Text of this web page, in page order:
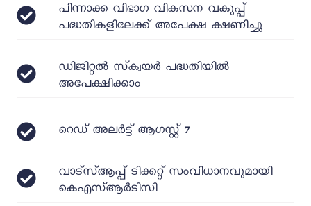
പിന്നാക്ക വിഭാഗ വികസന വകുപ്പ്
പദ്ധതികളിലേക്ക് അപേക്ഷ ക്ഷണിച്ചു
ഡിജിറ്റൽ സ്‌ക്വയർ പദ്ധതിയിൽ
അപേക്ഷിക്കാം
റെഡ് അലർട്ട് ആഗസ്റ്റ് 7
വാട്‌സ്ആപ്പ് ടിക്കറ്റ് സംവിധാനവുമായി
കെഎസ്ആർടിസി